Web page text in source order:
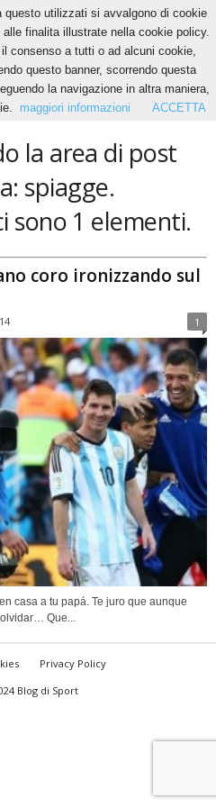
la area di post
spiagge.
sono 1 elementi.
coro ironizzando sul
1
casa a tu papá. Te juro que aunque
Que...
Privacy Policy
Blog di Sport
utilizzati si avvalgono di cookie
finalita illustrate nella cookie policy.
consenso a tutti o ad alcuni cookie,
questo banner, scorrendo questa
la navigazione in altra maniera,
maggiori informazioni ACCETTA